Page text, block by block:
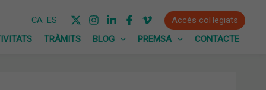
CA ES
Accés col·legiats
TRÀMITS BLOG PREMSA CONTACTE